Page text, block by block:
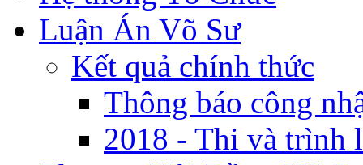
Luận Án Võ Sư
Kết quả chính thức
Thông báo công
2018 - Thi và trình